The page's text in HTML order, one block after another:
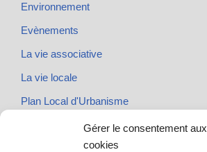
Gérer le consentement aux
cookies
Environnement
Evènements
La vie associative
La vie locale
Plan Local d'Urbanisme